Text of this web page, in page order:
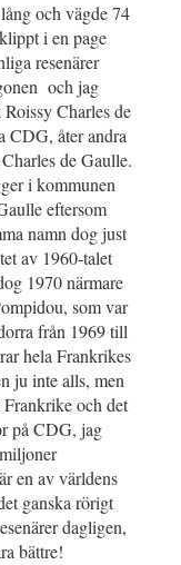
och vägde 74
i en page
resenärer
och jag
Charles de
CDG, åter andra
de Gaulle.
i kommunen
eftersom
namn dog just
av 1960-talet
1970 närmare
som var
från 1969 till
hela Frankrikes
ju inte alls, men
och det
på CDG, jag
en av världens
ganska rörigt
dagligen,
bättre!